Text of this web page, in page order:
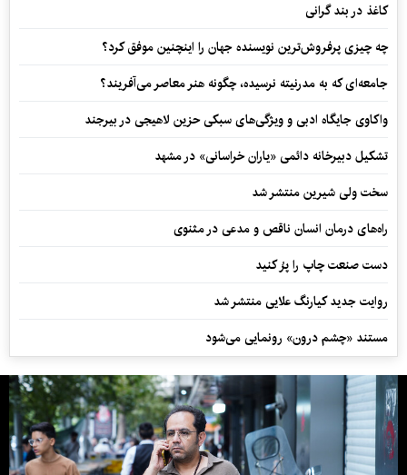
کاغذ در بند گرانی
چه چیزی پرفروش‌ترین نویسنده جهان را اینچنین موفق کرد؟
جامعه‌ای که به مدرنیته نرسیده، چگونه هنر معاصر می‌آفریند؟
واکاوی جایگاه ادبی و ویژگی‌های سبکی حزین لاهیجی در بیرجند
تشکیل دبیرخانه دائمی «یاران خراسانی» در مشهد
سخت ولی شیرین منتشر شد
راه‌های درمان انسان ناقص و مدعی در مثنوی
دست صنعت چاپ را پرُ کنید
روایت جدید کیارنگ علایی منتشر شد
مستند «چشم درون» رونمایی می‌شود